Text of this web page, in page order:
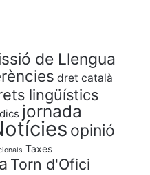
de Llengua
dret català
lingüístics
jornada
opinió
Taxes
Torn d'Ofici